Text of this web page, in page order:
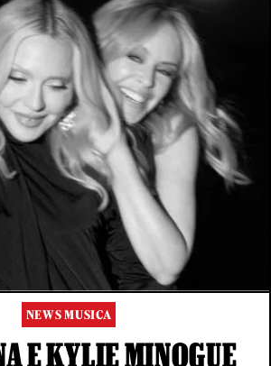
NEWS MUSICA
E KYLIE MINOGUE